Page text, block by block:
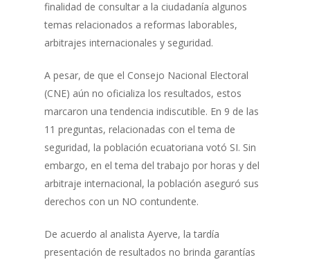
finalidad de consultar a la ciudadanía algunos
temas relacionados a reformas laborables,
arbitrajes internacionales y seguridad.
A pesar, de que el Consejo Nacional Electoral
(CNE) aún no oficializa los resultados, estos
marcaron una tendencia indiscutible. En 9 de las
11 preguntas, relacionadas con el tema de
seguridad, la población ecuatoriana votó SI. Sin
embargo, en el tema del trabajo por horas y del
arbitraje internacional, la población aseguró sus
derechos con un NO contundente.
De acuerdo al analista Ayerve, la tardía
presentación de resultados no brinda garantías